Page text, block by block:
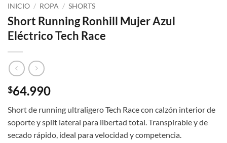
INICIO / ROPA / SHORTS
Short Running Ronhill Mujer Azul
Eléctrico Tech Race
$64.990
Short de running ultraligero Tech Race con calzón interior de
soporte y split lateral para libertad total. Transpirable y de
secado rápido, ideal para velocidad y competencia.